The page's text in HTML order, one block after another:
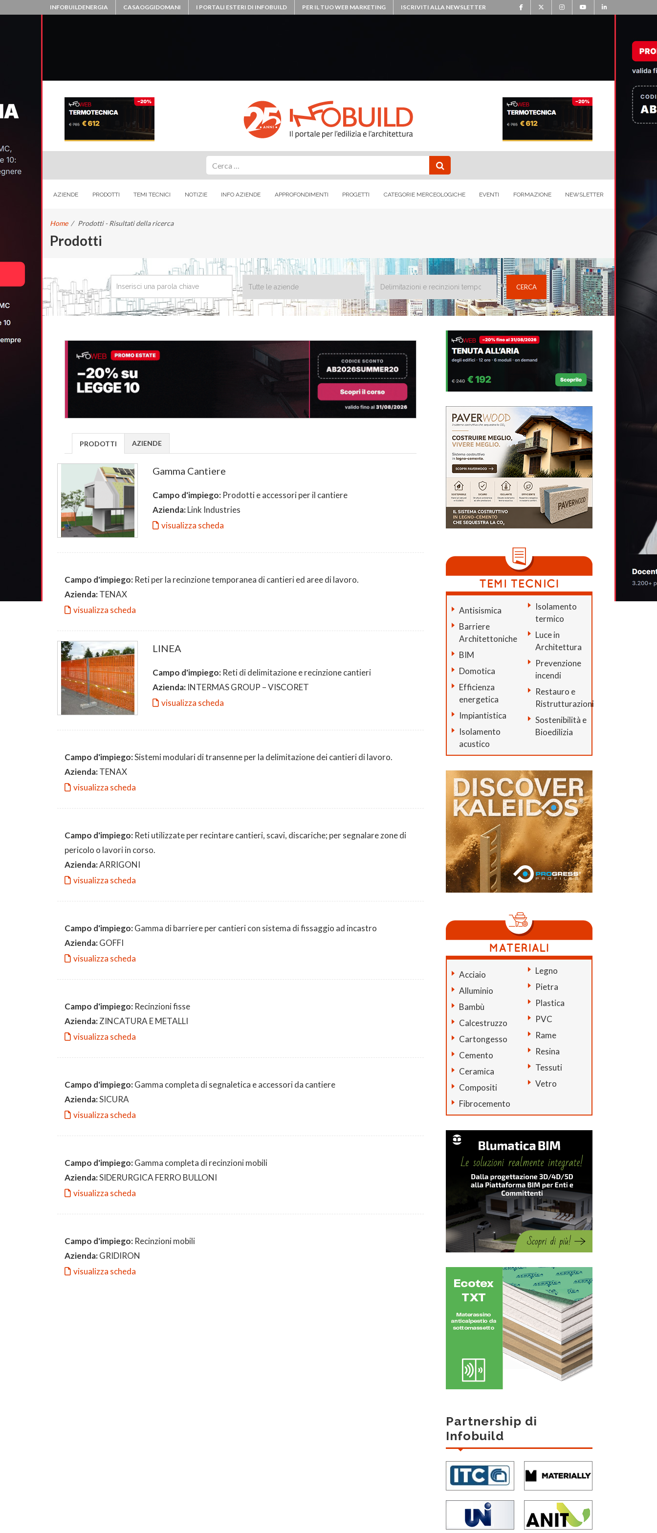
INFOBUILDENERGIA CASAOGGIDOMANI I PORTALI ESTERI DI INFOBUILD PER IL TUO WEB MARKETING ISCRIVITI ALLA NEWSLETTER
AZIENDE PRODOTTI TEMI TECNICI NOTIZIE INFO AZIENDE APPROFONDIMENTI PROGETTI CATEGORIE MERCEOLOGICHE EVENTI FORMAZIONE NEWSLETTER
Home / Prodotti - Risultati della ricerca
Prodotti
PRODOTTI AZIENDE
Gamma Cantiere
Campo d'impiego: Prodotti e accessori per il cantiere
Azienda:Link Industries
visualizza scheda
Campo d'impiego: Reti per la recinzione temporanea di cantieri ed aree di lavoro.
Azienda:TENAX
visualizza scheda
LINEA
Campo d'impiego: Reti di delimitazione e recinzione cantieri
Azienda: INTERMAS GROUP – VISCORET
visualizza scheda
Campo d'impiego:Sistemi modulari di transenne per la delimitazione dei cantieri di lavoro.
Azienda:TENAX
visualizza scheda
Campo d'impiego: Reti utilizzate per recintare cantieri, scavi, discariche; per segnalare zone di
pericolo o lavori in corso.
Azienda:ARRIGONI
visualizza scheda
Campo d'impiego:Gamma di barriere per cantieri con sistema di fissaggio ad incastro
Azienda:GOFFI
visualizza scheda
Campo d'impiego: Recinzioni fisse
Azienda:ZINCATURA E METALLI
visualizza scheda
Campo d'impiego:Gamma completa di segnaletica e accessori da cantiere
Azienda:SICURA
visualizza scheda
Campo d'impiego:Gamma completa di recinzioni mobili
Azienda:SIDERURGICA FERRO BULLONI
visualizza scheda
Campo d'impiego: Recinzioni mobili
Azienda:GRIDIRON
visualizza scheda
Antisismica
Barriere
Architettoniche
BIM
Domotica
Efficienza
energetica
Impiantistica
Isolamento
acustico
Isolamento
termico
Luce in
Architettura
Prevenzione
incendi
Restauro e
Ristrutturazioni
Sostenibilità e
Bioedilizia
Acciaio
Alluminio
Bambù
Calcestruzzo
Cartongesso
Cemento
Ceramica
Compositi
Fibrocemento
Legno
Pietra
Plastica
PVC
Rame
Resina
Tessuti
Vetro
Partnership di
Infobuild